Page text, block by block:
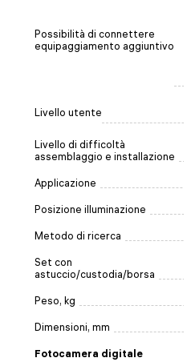
Possibilità di connettere
equipaggiamento aggiuntivo
Livello utente
Livello di difficoltà
assemblaggio e installazione
Applicazione
Posizione illuminazione
Metodo di ricerca
Set con
astuccio/custodia/borsa
Peso, kg
Dimensioni, mm
Fotocamera digitale